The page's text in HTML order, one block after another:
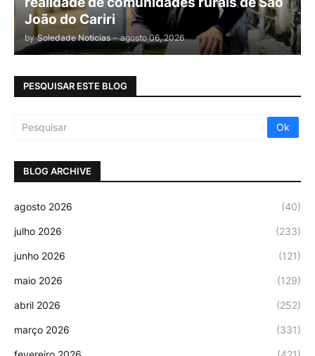
João do Cariri
by Soledade Noticias - agosto 06, 2026
PESQUISAR ESTE BLOG
BLOG ARCHIVE
agosto 2026 (40)
julho 2026 (233)
junho 2026 (121)
maio 2026 (129)
abril 2026 (252)
março 2026 (331)